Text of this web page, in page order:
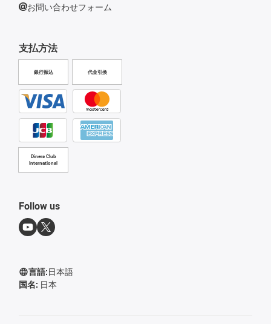
支払方法
銀行振込 代金引換
Diners Club
International
お問い合わせフォーム
Follow us
言語:日本語
国名: 日本